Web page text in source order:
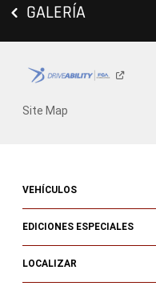
GALERÍA
Site Map
VEHÍCULOS
EDICIONES ESPECIALES
LOCALIZAR